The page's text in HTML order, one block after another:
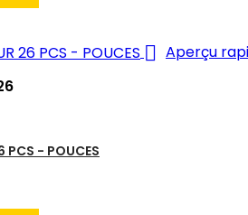
 Aperçu
PCS - POUCES